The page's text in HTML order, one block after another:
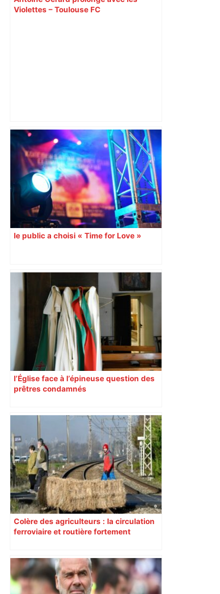
Violettes – Toulouse FC
Drame sur la rocade de Toulouse : un
mort et la circulation paralysée –
France 3 Régions
le public a choisi « Time for Love »
l’Église face à l’épineuse question des
prêtres condamnés
Colère des agriculteurs : la circulation
ferroviaire et routière fortement